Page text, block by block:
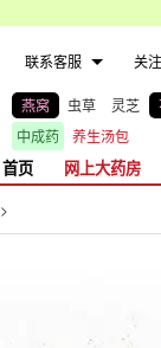
联系客服 关注
燕窝 虫草 灵芝
中成药
养生汤包
首页 网上大药房
>